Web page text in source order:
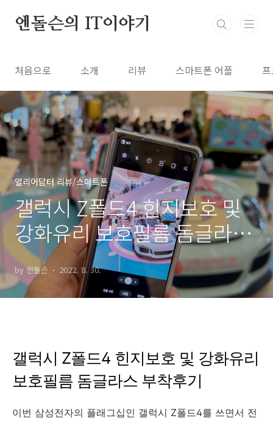
엔돌슨의 IT이야기
처음으로 소개 리뷰 스마트폰 어플
얼리어답터 리뷰/스마트폰
갤럭시 Z폴드4 힌지보호 및
강화유리 보호필름 돔글라스
부착후기
by 엔돌슨 2022. 8. 30.
갤럭시 Z폴드4 힌지보호 및 강화유리
보호필름 돔글라스 부착후기
이번 삼성전자의 플래그십인 갤럭시 Z폴드4를 쓰면서 전